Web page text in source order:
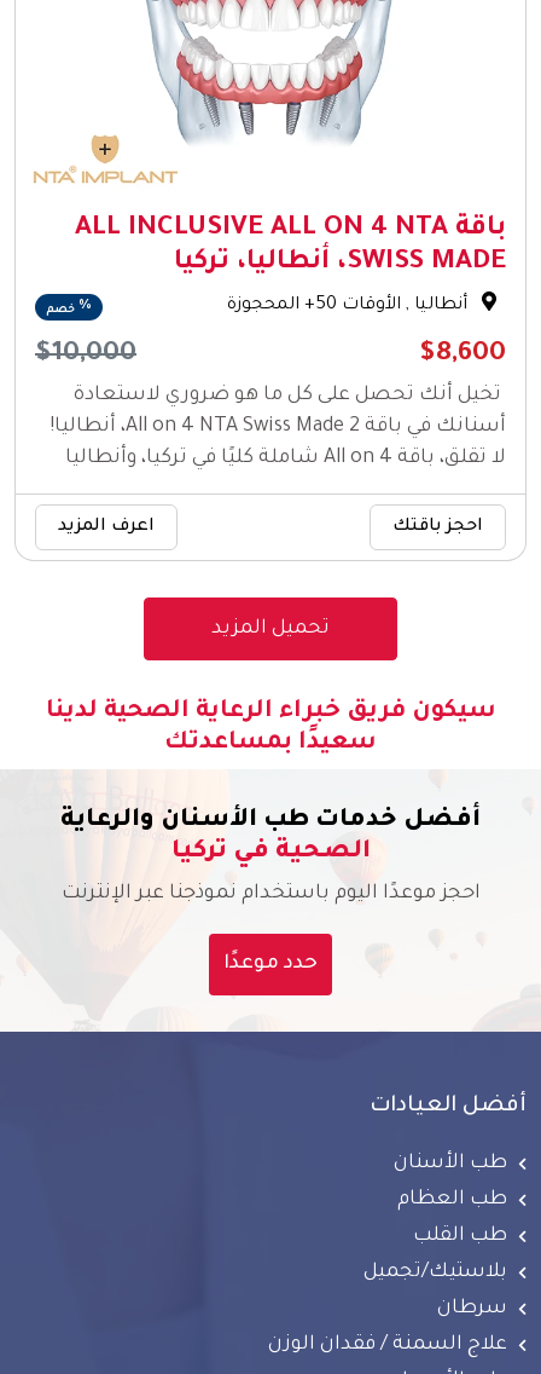
باقة ALL INCLUSIVE ALL ON 4 NTA
SWISS MADE، أنطاليا، تركيا
أنطاليا , الأوقات 50+ المحجوزة %خصم
$8,600
$10,000
تخيل أنك تحصل على كل ما هو ضروري لاستعادة
أسنانك في باقة All on 4 NTA Swiss Made 2، أنطاليا!
لا تقلق، باقة All on 4 شاملة كليًا في تركيا، وأنطاليا
ستوفر لك ما تحتاجه.
احجز باقتك اعرف المزيد
سيكون فريق خبراء الرعاية الصحية لدينا
سعيدًا بمساعدتك
أفضل خدمات طب الأسنان والرعاية
الصحية في تركيا
احجز موعدًا اليوم باستخدام نموذجنا عبر الإنترنت
حدد موعدًا
أفضل العيادات
طب الأسنان
طب العظام
طب القلب
بلاستيك/تجميل
سرطان
علاج السمنة / فقدان الوزن